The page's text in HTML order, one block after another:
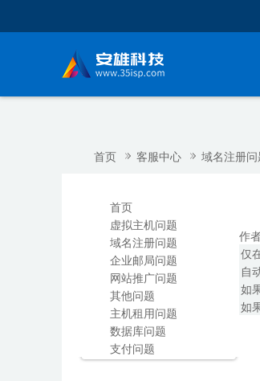
首页 客服中心 域名注册问
首页
虚拟主机问题
域名注册问题
企业邮局问题
网站推广问题
其他问题
主机租用问题
数据库问题
支付问题
作
仅
自
如
如